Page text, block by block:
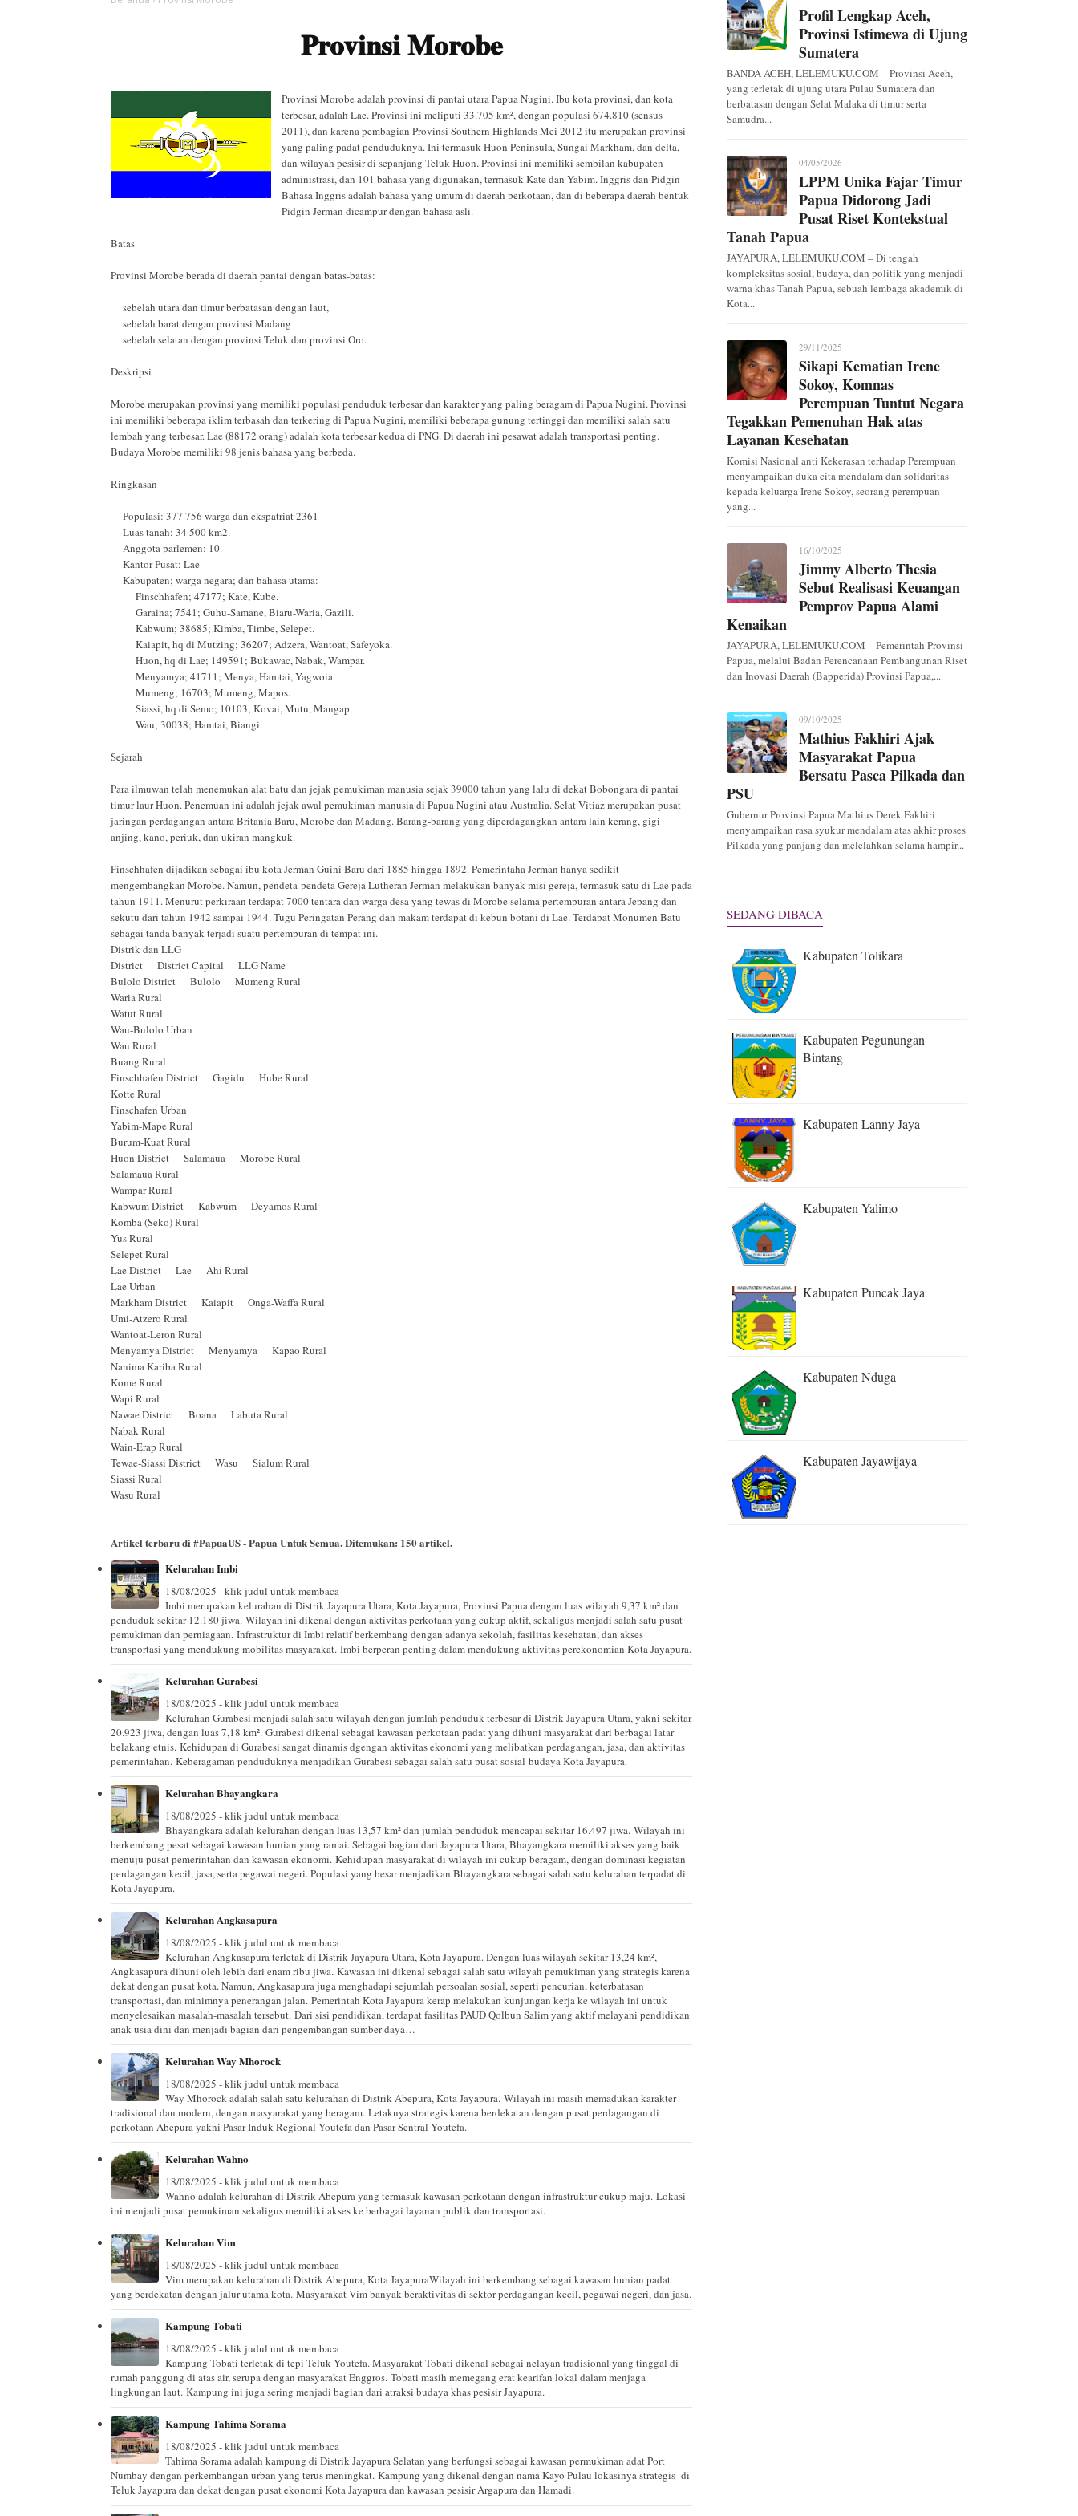
Provinsi Morobe
Provinsi Morobe adalah provinsi di pantai utara Papua Nugini. Ibu kota provinsi, dan kota
terbesar, adalah Lae. Provinsi ini meliputi 33.705 km², dengan populasi 674.810 (sensus
2011), dan karena pembagian Provinsi Southern Highlands Mei 2012 itu merupakan provinsi
yang paling padat penduduknya. Ini termasuk Huon Peninsula, Sungai Markham, dan delta,
dan wilayah pesisir di sepanjang Teluk Huon. Provinsi ini memiliki sembilan kabupaten
administrasi, dan 101 bahasa yang digunakan, termasuk Kate dan Yabim. Inggris dan Pidgin
Bahasa Inggris adalah bahasa yang umum di daerah perkotaan, dan di beberapa daerah bentuk
Pidgin Jerman dicampur dengan bahasa asli.
Batas
Provinsi Morobe berada di daerah pantai dengan batas-batas:
sebelah utara dan timur berbatasan dengan laut,
sebelah barat dengan provinsi Madang
sebelah selatan dengan provinsi Teluk dan provinsi Oro.
Deskripsi
Morobe merupakan provinsi yang memiliki populasi penduduk terbesar dan karakter yang paling beragam di Papua Nugini. Provinsi
ini memiliki beberapa iklim terbasah dan terkering di Papua Nugini, memiliki beberapa gunung tertinggi dan memiliki salah satu
lembah yang terbesar. Lae (88172 orang) adalah kota terbesar kedua di PNG. Di daerah ini pesawat adalah transportasi penting.
Budaya Morobe memiliki 98 jenis bahasa yang berbeda.
Ringkasan
Populasi: 377 756 warga dan ekspatriat 2361
Luas tanah: 34 500 km2.
Anggota parlemen: 10.
Kantor Pusat: Lae
Kabupaten; warga negara; dan bahasa utama:
Finschhafen; 47177; Kate, Kube.
Garaina; 7541; Guhu-Samane, Biaru-Waria, Gazili.
Kabwum; 38685; Kimba, Timbe, Selepet.
Kaiapit, hq di Mutzing; 36207; Adzera, Wantoat, Safeyoka.
Huon, hq di Lae; 149591; Bukawac, Nabak, Wampar.
Menyamya; 41711; Menya, Hamtai, Yagwoia.
Mumeng; 16703; Mumeng, Mapos.
Siassi, hq di Semo; 10103; Kovai, Mutu, Mangap.
Wau; 30038; Hamtai, Biangi.
Sejarah
Para ilmuwan telah menemukan alat batu dan jejak pemukiman manusia sejak 39000 tahun yang lalu di dekat Bobongara di pantai
timur laur Huon. Penemuan ini adalah jejak awal pemukiman manusia di Papua Nugini atau Australia. Selat Vitiaz merupakan pusat
jaringan perdagangan antara Britania Baru, Morobe dan Madang. Barang-barang yang diperdagangkan antara lain kerang, gigi
anjing, kano, periuk, dan ukiran mangkuk.
Finschhafen dijadikan sebagai ibu kota Jerman Guini Baru dari 1885 hingga 1892. Pemerintaha Jerman hanya sedikit
mengembangkan Morobe. Namun, pendeta-pendeta Gereja Lutheran Jerman melakukan banyak misi gereja, termasuk satu di Lae pada
tahun 1911. Menurut perkiraan terdapat 7000 tentara dan warga desa yang tewas di Morobe selama pertempuran antara Jepang dan
sekutu dari tahun 1942 sampai 1944. Tugu Peringatan Perang dan makam terdapat di kebun botani di Lae. Terdapat Monumen Batu
sebagai tanda banyak terjadi suatu pertempuran di tempat ini.
Distrik dan LLG
District District Capital LLG Name
Bulolo District Bulolo Mumeng Rural
Waria Rural
Watut Rural
Wau-Bulolo Urban
Wau Rural
Buang Rural
Finschhafen District Gagidu Hube Rural
Kotte Rural
Finschafen Urban
Yabim-Mape Rural
Burum-Kuat Rural
Huon District Salamaua Morobe Rural
Salamaua Rural
Wampar Rural
Kabwum District Kabwum Deyamos Rural
Komba (Seko) Rural
Yus Rural
Selepet Rural
Lae District Lae Ahi Rural
Lae Urban
Markham District Kaiapit Onga-Waffa Rural
Umi-Atzero Rural
Wantoat-Leron Rural
Menyamya District Menyamya Kapao Rural
Nanima Kariba Rural
Kome Rural
Wapi Rural
Nawae District Boana Labuta Rural
Nabak Rural
Wain-Erap Rural
Tewae-Siassi District Wasu Sialum Rural
Siassi Rural
Wasu Rural
Artikel terbaru di #PapuaUS - Papua Untuk Semua. Ditemukan: 150artikel.
Kelurahan Imbi
18/08/2025 - klik judul untuk membaca
Imbi merupakan kelurahan di Distrik Jayapura Utara, Kota Jayapura, Provinsi Papua dengan luas wilayah 9,37 km² dan
penduduk sekitar 12.180 jiwa. Wilayah ini dikenal dengan aktivitas perkotaan yang cukup aktif, sekaligus menjadi salah satu pusat
pemukiman dan perniagaan. Infrastruktur di Imbi relatif berkembang dengan adanya sekolah, fasilitas kesehatan, dan akses
transportasi yang mendukung mobilitas masyarakat. Imbi berperan penting dalam mendukung aktivitas perekonomian Kota Jayapura.
Kelurahan Gurabesi
18/08/2025 - klik judul untuk membaca
Kelurahan Gurabesi menjadi salah satu wilayah dengan jumlah penduduk terbesar di Distrik Jayapura Utara, yakni sekitar
20.923 jiwa, dengan luas 7,18 km². Gurabesi dikenal sebagai kawasan perkotaan padat yang dihuni masyarakat dari berbagai latar
belakang etnis. Kehidupan di Gurabesi sangat dinamis dgengan aktivitas ekonomi yang melibatkan perdagangan, jasa, dan aktivitas
pemerintahan. Keberagaman penduduknya menjadikan Gurabesi sebagai salah satu pusat sosial-budaya Kota Jayapura.
Kelurahan Bhayangkara
18/08/2025 - klik judul untuk membaca
Bhayangkara adalah kelurahan dengan luas 13,57 km² dan jumlah penduduk mencapai sekitar 16.497 jiwa. Wilayah ini
berkembang pesat sebagai kawasan hunian yang ramai. Sebagai bagian dari Jayapura Utara, Bhayangkara memiliki akses yang baik
menuju pusat pemerintahan dan kawasan ekonomi. Kehidupan masyarakat di wilayah ini cukup beragam, dengan dominasi kegiatan
perdagangan kecil, jasa, serta pegawai negeri. Populasi yang besar menjadikan Bhayangkara sebagai salah satu kelurahan terpadat di
Kota Jayapura.
Kelurahan Angkasapura
18/08/2025 - klik judul untuk membaca
Kelurahan Angkasapura terletak di Distrik Jayapura Utara, Kota Jayapura. Dengan luas wilayah sekitar 13,24 km²,
Angkasapura dihuni oleh lebih dari enam ribu jiwa. Kawasan ini dikenal sebagai salah satu wilayah pemukiman yang strategis karena
dekat dengan pusat kota. Namun, Angkasapura juga menghadapi sejumlah persoalan sosial, seperti pencurian, keterbatasan
transportasi, dan minimnya penerangan jalan. Pemerintah Kota Jayapura kerap melakukan kunjungan kerja ke wilayah ini untuk
menyelesaikan masalah-masalah tersebut. Dari sisi pendidikan, terdapat fasilitas PAUD Qolbun Salim yang aktif melayani pendidikan
anak usia dini dan menjadi bagian dari pengembangan sumber daya…
Kelurahan Way Mhorock
18/08/2025 - klik judul untuk membaca
Way Mhorock adalah salah satu kelurahan di Distrik Abepura, Kota Jayapura. Wilayah ini masih memadukan karakter
tradisional dan modern, dengan masyarakat yang beragam. Letaknya strategis karena berdekatan dengan pusat perdagangan di
perkotaan Abepura yakni Pasar Induk Regional Youtefa dan Pasar Sentral Youtefa.
Kelurahan Wahno
18/08/2025 - klik judul untuk membaca
Wahno adalah kelurahan di Distrik Abepura yang termasuk kawasan perkotaan dengan infrastruktur cukup maju. Lokasi
ini menjadi pusat pemukiman sekaligus memiliki akses ke berbagai layanan publik dan transportasi.
Kelurahan Vim
18/08/2025 - klik judul untuk membaca
Vim merupakan kelurahan di Distrik Abepura, Kota JayapuraWilayah ini berkembang sebagai kawasan hunian padat
yang berdekatan dengan jalur utama kota. Masyarakat Vim banyak beraktivitas di sektor perdagangan kecil, pegawai negeri, dan jasa.
Kampung Tobati
18/08/2025 - klik judul untuk membaca
Kampung Tobati terletak di tepi Teluk Youtefa. Masyarakat Tobati dikenal sebagai nelayan tradisional yang tinggal di
rumah panggung di atas air, serupa dengan masyarakat Enggros. Tobati masih memegang erat kearifan lokal dalam menjaga
lingkungan laut. Kampung ini juga sering menjadi bagian dari atraksi budaya khas pesisir Jayapura.
Kampung Tahima Sorama
18/08/2025 - klik judul untuk membaca
Tahima Sorama adalah kampung di Distrik Jayapura Selatan yang berfungsi sebagai kawasan permukiman adat Port
Numbay dengan perkembangan urban yang terus meningkat. Kampung yang dikenal dengan nama Kayo Pulau lokasinya strategis di
Teluk Jayapura dan dekat dengan pusat ekonomi Kota Jayapura dan kawasan pesisir Argapura dan Hamadi.
Profil Lengkap Aceh,
Provinsi Istimewa di Ujung
Sumatera
BANDA ACEH, LELEMUKU.COM – Provinsi Aceh,
yang terletak di ujung utara Pulau Sumatera dan
berbatasan dengan Selat Malaka di timur serta
Samudra...
04/05/2026
LPPM Unika Fajar Timur
Papua Didorong Jadi
Pusat Riset Kontekstual
Tanah Papua
JAYAPURA, LELEMUKU.COM – Di tengah
kompleksitas sosial, budaya, dan politik yang menjadi
warna khas Tanah Papua, sebuah lembaga akademik di
Kota...
29/11/2025
Sikapi Kematian Irene
Sokoy, Komnas
Perempuan Tuntut Negara
Tegakkan Pemenuhan Hak atas
Layanan Kesehatan
Komisi Nasional anti Kekerasan terhadap Perempuan
menyampaikan duka cita mendalam dan solidaritas
kepada keluarga Irene Sokoy, seorang perempuan
yang...
16/10/2025
Jimmy Alberto Thesia
Sebut Realisasi Keuangan
Pemprov Papua Alami
Kenaikan
JAYAPURA, LELEMUKU.COM – Pemerintah Provinsi
Papua, melalui Badan Perencanaan Pembangunan Riset
dan Inovasi Daerah (Bapperida) Provinsi Papua,...
09/10/2025
Mathius Fakhiri Ajak
Masyarakat Papua
Bersatu Pasca Pilkada dan
PSU
Gubernur Provinsi Papua Mathius Derek Fakhiri
menyampaikan rasa syukur mendalam atas akhir proses
Pilkada yang panjang dan melelahkan selama hampir...
SEDANG DIBACA
Kabupaten Tolikara
Kabupaten Pegunungan
Bintang
Kabupaten Lanny Jaya
Kabupaten Yalimo
Kabupaten Puncak Jaya
Kabupaten Nduga
Kabupaten Jayawijaya